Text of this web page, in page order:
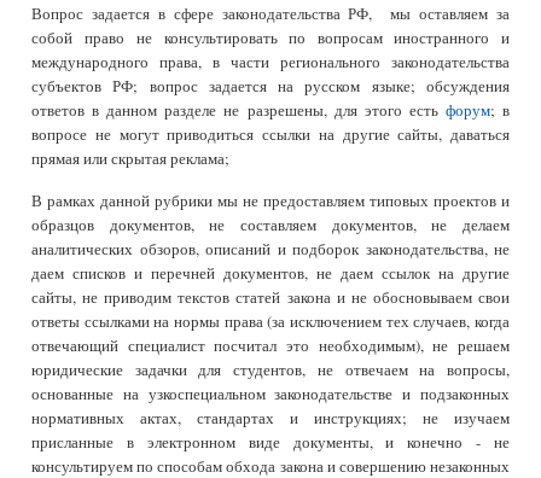
Вопрос задается в сфере законодательства РФ, мы оставляем за
собой право не консультировать по вопросам иностранного и
международного права, в части регионального законодательства
субъектов РФ; вопрос задается на русском языке; обсуждения
ответов в данном разделе не разрешены, для этого есть форум; в
вопросе не могут приводиться ссылки на другие сайты, даваться
прямая или скрытая реклама;
В рамках данной рубрики мы не предоставляем типовых проектов и
образцов документов, не составляем документов, не делаем
аналитических обзоров, описаний и подборок законодательства, не
даем списков и перечней документов, не даем ссылок на другие
сайты, не приводим текстов статей закона и не обосновываем свои
ответы ссылками на нормы права (за исключением тех случаев, когда
отвечающий специалист посчитал это необходимым), не решаем
юридические задачки для студентов, не отвечаем на вопросы,
основанные на узкоспециальном законодательстве и подзаконных
нормативных актах, стандартах и инструкциях; не изучаем
присланные в электронном виде документы, и конечно - не
консультируем по способам обхода закона и совершению незаконных